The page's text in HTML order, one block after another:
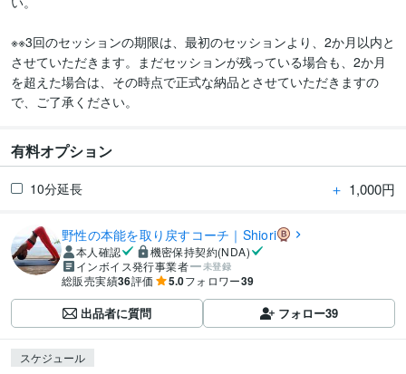
※※3回のセッションの期限は、最初のセッションより、2か月以内と
させていただきます。まだセッションが残っている場合も、2か月
を超えた場合は、その時点で正式な納品とさせていただきますの
で、ご了承ください。
有料オプション
10分延長 ＋ 1,000円
野性の本能を取り戻すコーチ｜Shiori
本人確認
機密保持契約(NDA)
インボイス発行事業者
未登録
総販売実績36評価 5.0フォロワー39
出品者に質問 フォロー39
スケジュール